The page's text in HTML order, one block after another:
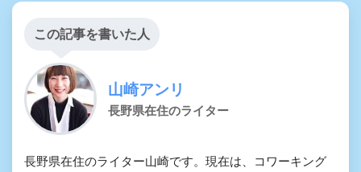
この記事を書いた人
山崎アンリ
長野県在住のライター
長野県在住のライター山崎です。現在は、コワーキング